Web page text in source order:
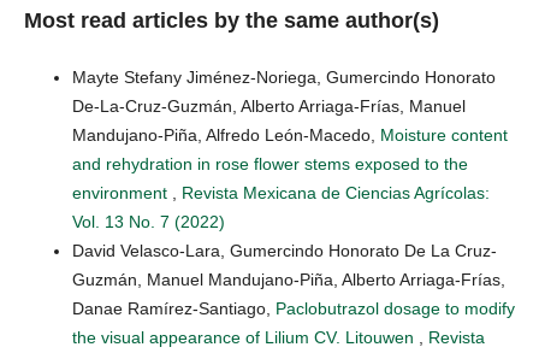
Most read articles by the same author(s)
Mayte Stefany Jiménez-Noriega, Gumercindo Honorato
De-La-Cruz-Guzmán, Alberto Arriaga-Frías, Manuel
Mandujano-Piña, Alfredo León-Macedo, Moisture content
and rehydration in rose flower stems exposed to the
environment , Revista Mexicana de Ciencias Agrícolas:
Vol. 13 No. 7 (2022)
David Velasco-Lara, Gumercindo Honorato De La Cruz-
Guzmán, Manuel Mandujano-Piña, Alberto Arriaga-Frías,
Danae Ramírez-Santiago, Paclobutrazol dosage to modify
the visual appearance of Lilium CV. Litouwen , Revista